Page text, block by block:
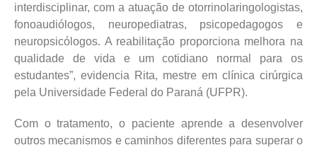
interdisciplinar, com a atuação de otorrinolaringologistas,
fonoaudiólogos, neuropediatras, psicopedagogos e
neuropsicólogos. A reabilitação proporciona melhora na
qualidade de vida e um cotidiano normal para os
estudantes”, evidencia Rita, mestre em clínica cirúrgica
pela Universidade Federal do Paraná (UFPR).
Com o tratamento, o paciente aprende a desenvolver
outros mecanismos e caminhos diferentes para superar o